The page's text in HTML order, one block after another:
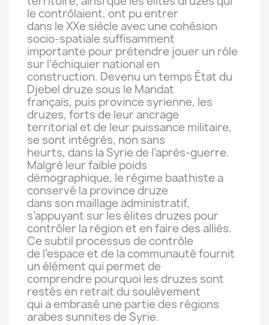
le contrôlaient, ont pu entrer
dans le XXe siècle avec une cohésion
socio-spatiale suffisamment
importante pour prétendre jouer un rôle
sur l’échiquier national en
construction. Devenu un temps État du
Djebel druze sous le Mandat
français, puis province syrienne, les
druzes, forts de leur ancrage
territorial et de leur puissance militaire,
se sont intégrés, non sans
heurts, dans la Syrie de l’après-guerre.
Malgré leur faible poids
démographique, le régime baathiste a
conservé la province druze
dans son maillage administratif,
s’appuyant sur les élites druzes pour
contrôler la région et en faire des alliés.
Ce subtil processus de contrôle
de l’espace et de la communauté fournit
un élément qui permet de
comprendre pourquoi les druzes sont
restés en retrait du soulèvement
qui a embrasé une partie des régions
arabes sunnites de Syrie.